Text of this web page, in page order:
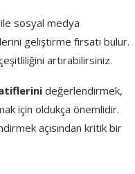
ile sosyal medya
geliştirme fırsatı bulur.
artırabilirsiniz.
değerlendirmek,
için oldukça önemlidir.
açısından kritik bir